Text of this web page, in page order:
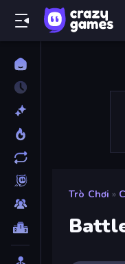
Trò Chơi »